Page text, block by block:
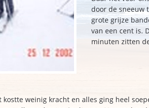
door de sneeuw
grote grijze
van een cent is.
minuten zitten
weinig kracht en alles ging heel